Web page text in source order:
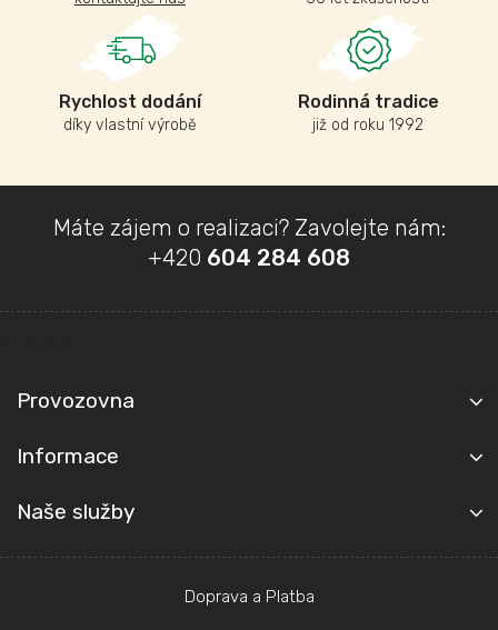
Rychlost dodání
díky vlastní výrobě
Rodinná tradice
již od roku 1992
a
Máte zájem o realizaci? Zavolejte nám:
+420 604 284 608
Provozovna
Informace
Naše služby
Doprava a Platba